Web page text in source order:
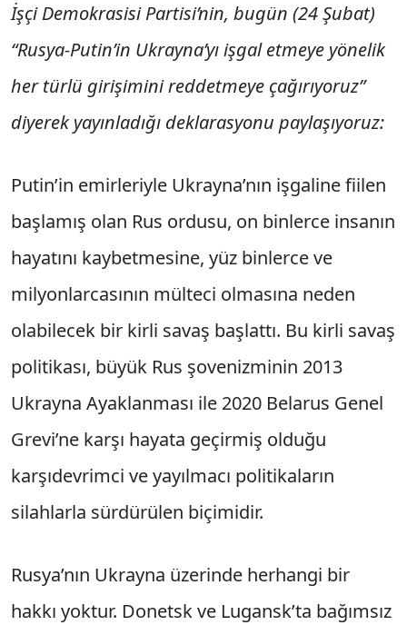
İşçi Demokrasisi Partisi’nin, bugün (24 Şubat)
“Rusya-Putin’in Ukrayna’yı işgal etmeye yönelik
her türlü girişimini reddetmeye çağırıyoruz”
diyerek yayınladığı deklarasyonu paylaşıyoruz:
Putin’in emirleriyle Ukrayna’nın işgaline fiilen
başlamış olan Rus ordusu, on binlerce insanın
hayatını kaybetmesine, yüz binlerce ve
milyonlarcasının mülteci olmasına neden
olabilecek bir kirli savaş başlattı. Bu kirli savaş
politikası, büyük Rus şovenizminin 2013
Ukrayna Ayaklanması ile 2020 Belarus Genel
Grevi’ne karşı hayata geçirmiş olduğu
karşıdevrimci ve yayılmacı politikaların
silahlarla sürdürülen biçimidir.
Rusya’nın Ukrayna üzerinde herhangi bir
hakkı yoktur. Donetsk ve Lugansk’ta bağımsız